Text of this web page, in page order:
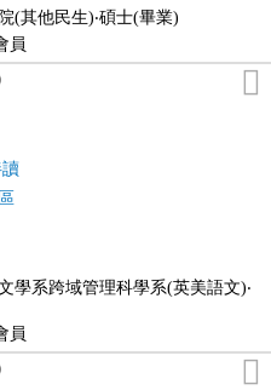
(其他民生)‧碩士(畢業)
員
讀
學系跨域管理科學系(英美語文)‧
員